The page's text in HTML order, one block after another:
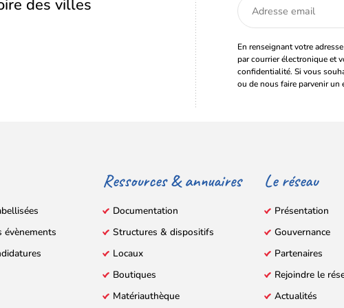
des villes
Adresse
email
En renseignant votre
par courrier électronique et
confidentialité. Si vous
ou de nous faire parvenir un
évènements
Ressources & annuaires
Documentation
Structures & dispositifs
Locaux
Boutiques
Matériauthèque
Le réseau
Présentation
Gouvernance
Partenaires
Rejoindre le
Actualités